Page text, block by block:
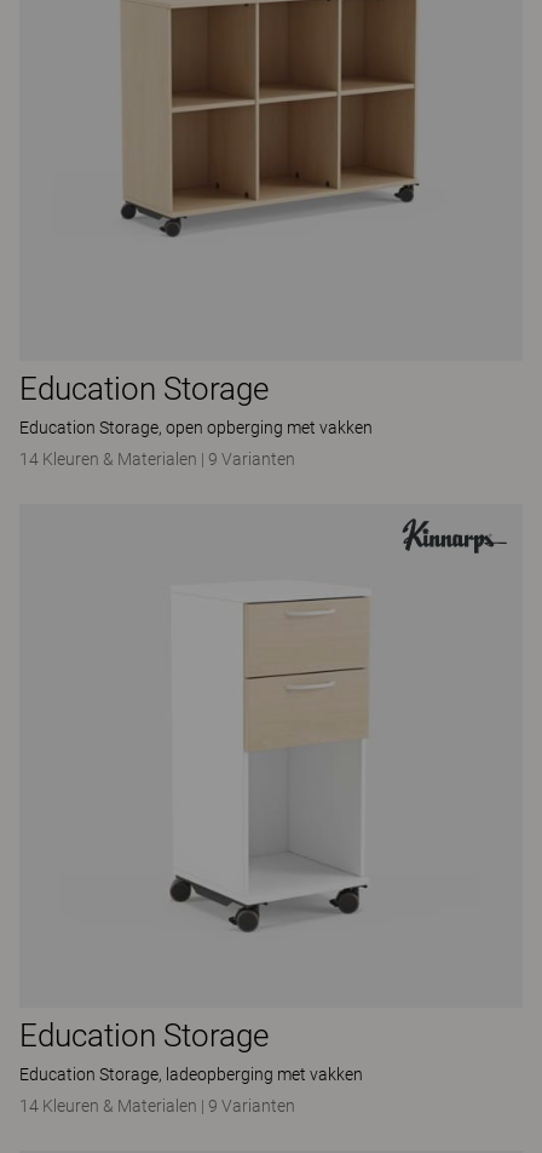
Education Storage
Education Storage, open opberging met vakken
14 Kleuren & Materialen | 9 Varianten
Education Storage
Education Storage, ladeopberging met vakken
14 Kleuren & Materialen | 9 Varianten